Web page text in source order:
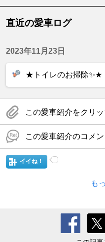
直近の愛車ログ
2023年11月23日
★トイレのお掃除✨★
この愛車紹介をクリ
この愛車紹介のコメ
イイね！
も